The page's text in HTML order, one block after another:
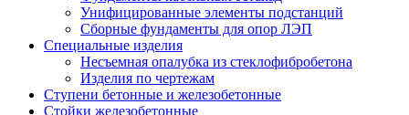
Унифицированные элементы подстанций
Сборные фундаменты для опор ЛЭП
Специальные изделия
Несъемная опалубка из стеклофибробетона
Изделия по чертежам
Ступени бетонные и железобетонные
Стойки железобетонные